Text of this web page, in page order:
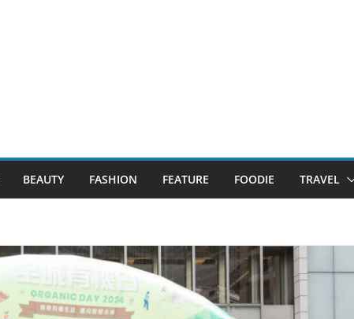
BEAUTY FASHION FEATURE FOODIE TRAVEL